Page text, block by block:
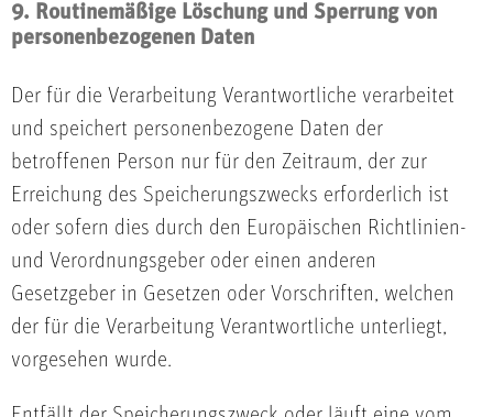
9. Routinemäßige Löschung und Sperrung von
personenbezogenen Daten
Der für die Verarbeitung Verantwortliche verarbeitet
und speichert personenbezogene Daten der
betroffenen Person nur für den Zeitraum, der zur
Erreichung des Speicherungszwecks erforderlich ist
oder sofern dies durch den Europäischen Richtlinien-
und Verordnungsgeber oder einen anderen
Gesetzgeber in Gesetzen oder Vorschriften, welchen
der für die Verarbeitung Verantwortliche unterliegt,
vorgesehen wurde.